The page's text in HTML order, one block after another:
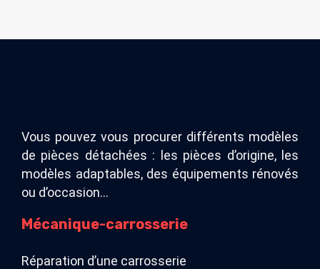
Vous pouvez vous procurer différents modèles
de pièces détachées : les pièces d’origine, les
modèles adaptables, des équipements rénovés
ou d’occasion…
Mécanique-carrosserie
Réparation d’une carrosserie